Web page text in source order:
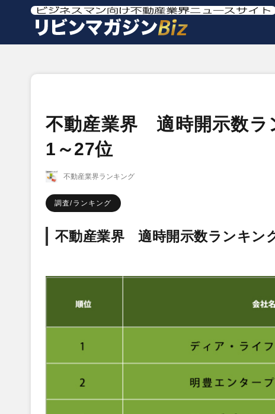
不動産業界 適時開示数ラ
1～27位
不動産業界ランキング
調査/ランキング
不動産業界 適時開示数ランキン